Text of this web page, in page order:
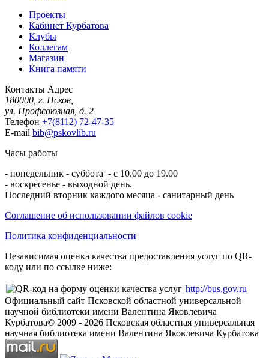
Проекты
Кабинет Курбатова
Клубы
Коллегам
Магазин
Книга памяти
Контакты Адрес
180000, г. Псков,
ул. Профсоюзная, д. 2
Телефон +7(8112) 72-47-35
E-mail bib@pskovlib.ru
Часы работы
- понедельник - суббота - с 10.00 до 19.00
- воскресенье - выходной день.
Последний вторник каждого месяца - санитарный день
Соглашение об использовании файлов cookie
Политика конфиденциальности
Независимая оценка качества предоставления услуг по QR-
коду или по ссылке ниже:
http://bus.gov.ru
Официальный сайт Псковской областной универсальной
научной библиотеки имени Валентина Яковлевича
Курбатова© 2009 - 2026 Псковская областная универсальная
научная библиотека имени Валентина Яковлевича Курбатова